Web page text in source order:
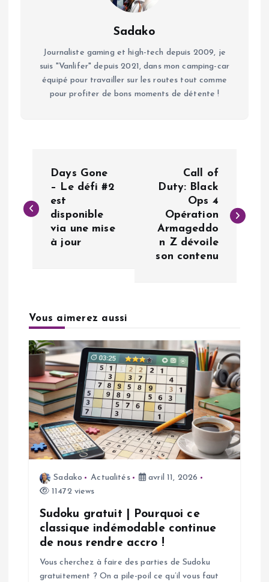
Sadako
Journaliste gaming et high-tech depuis 2009, je
suis "Vanlifer" depuis 2021, dans mon camping-car
équipé pour travailler sur les routes tout comme
pour profiter de bons moments de détente !
v
a
t
o
n
d
Days Gone
– Le défi #2
est
disponible
via une mise
à jour
Call of
Duty: Black
Ops 4
Opération
Armageddo
n Z dévoile
son contenu
Vous aimerez aussi
Sadako Actualités
avril 11, 2026
11472 views
Sudoku gratuit | Pourquoi ce
classique indémodable continue
de nous rendre accro !
Vous cherchez à faire des parties de Sudoku
gratuitement ? On a pile-poil ce qu’il vous faut